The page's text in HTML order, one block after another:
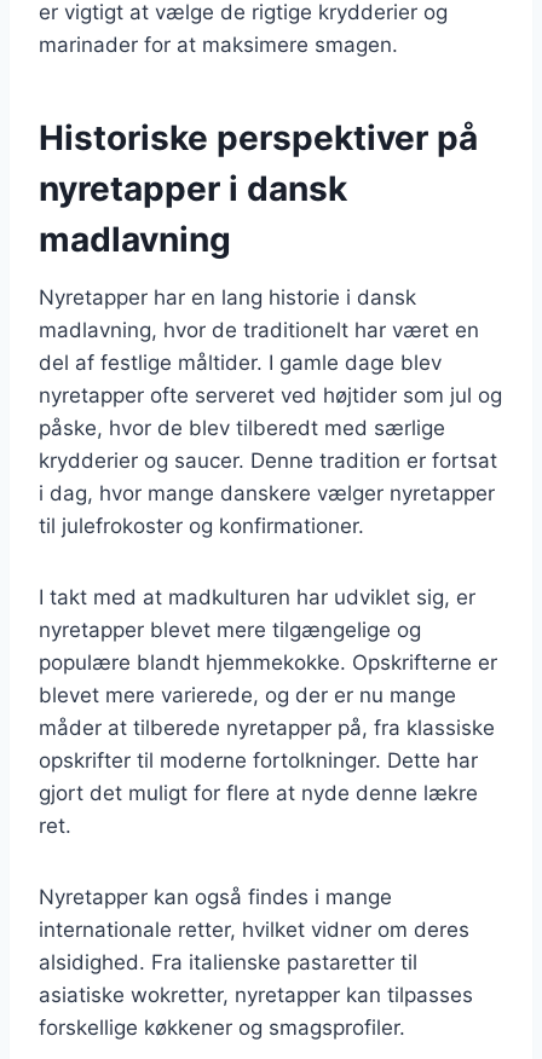
er vigtigt at vælge de rigtige krydderier og
marinader for at maksimere smagen.
Historiske perspektiver på
nyretapper i dansk
madlavning
Nyretapper har en lang historie i dansk
madlavning, hvor de traditionelt har været en
del af festlige måltider. I gamle dage blev
nyretapper ofte serveret ved højtider som jul og
påske, hvor de blev tilberedt med særlige
krydderier og saucer. Denne tradition er fortsat
i dag, hvor mange danskere vælger nyretapper
til julefrokoster og konfirmationer.
I takt med at madkulturen har udviklet sig, er
nyretapper blevet mere tilgængelige og
populære blandt hjemmekokke. Opskrifterne er
blevet mere varierede, og der er nu mange
måder at tilberede nyretapper på, fra klassiske
opskrifter til moderne fortolkninger. Dette har
gjort det muligt for flere at nyde denne lækre
ret.
Nyretapper kan også findes i mange
internationale retter, hvilket vidner om deres
alsidighed. Fra italienske pastaretter til
asiatiske wokretter, nyretapper kan tilpasses
forskellige køkkener og smagsprofiler.